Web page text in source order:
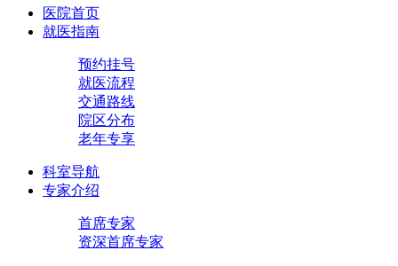
医院首页
就医指南
预约挂号
就医流程
交通路线
院区分布
老年专享
科室导航
专家介绍
首席专家
资深首席专家